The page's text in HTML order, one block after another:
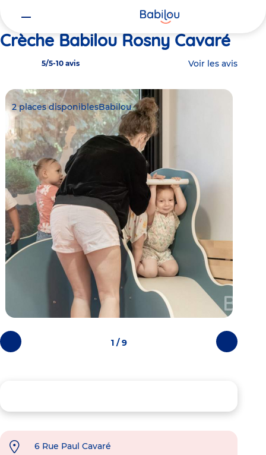
Crèche Babilou Rosny Cavaré
5/5-10 avis Voir les avis
Photos
précédentes
Photos
suivantes
2 places disponiblesBabilou
1 / 9
6 Rue Paul Cavaré